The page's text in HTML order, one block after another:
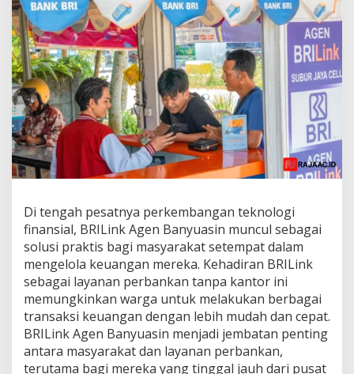
Di tengah pesatnya perkembangan teknologi
finansial, BRILink Agen Banyuasin muncul sebagai
solusi praktis bagi masyarakat setempat dalam
mengelola keuangan mereka. Kehadiran BRILink
sebagai layanan perbankan tanpa kantor ini
memungkinkan warga untuk melakukan berbagai
transaksi keuangan dengan lebih mudah dan cepat.
BRILink Agen Banyuasin menjadi jembatan penting
antara masyarakat dan layanan perbankan,
terutama bagi mereka yang tinggal jauh dari pusat